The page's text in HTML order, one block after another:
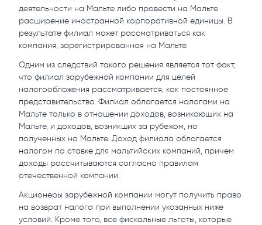
деятельности на Мальте либо провести на Мальте
расширение иностранной корпоративной единицы. В
результате филиал может рассматриваться как
компания, зарегистрированная на Мальте.
Одним из следствий такого решения является тот факт,
что филиал зарубежной компании для целей
налогообложения рассматривается, как постоянное
представительство. Филиал облагается налогами на
Мальте только в отношении доходов, возникающих на
Мальте, и доходов, возникших за рубежом, но
полученных на Мальте. Доход филиала облагается
налогом по ставке для мальтийских компаний, причем
доходы рассчитываются согласно правилам
отечественной компании.
Акционеры зарубежной компании могут получить право
на возврат налога при выполнении указанных ниже
условий. Кроме того, все фискальные льготы, которые